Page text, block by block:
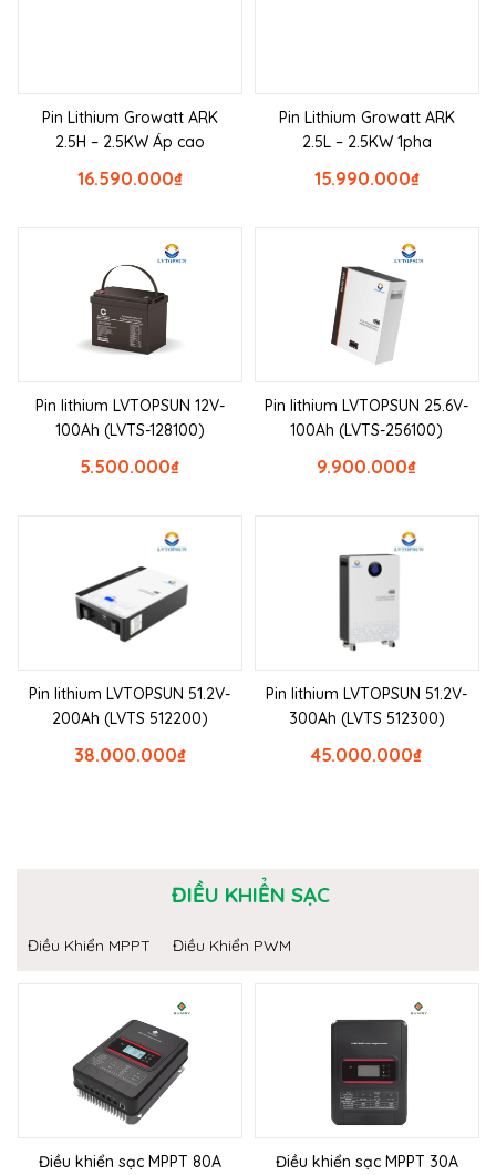
Pin Lithium Growatt ARK
2.5H – 2.5KW Áp cao
₫
16.590.000
Pin Lithium Growatt ARK
2.5L – 2.5KW 1pha
₫
15.990.000
Pin lithium LVTOPSUN 12V-
100Ah (LVTS-128100)
₫
5.500.000
Pin lithium LVTOPSUN 25.6V-
100Ah (LVTS-256100)
₫
9.900.000
Pin lithium LVTOPSUN 51.2V-
200Ah (LVTS 512200)
₫
38.000.000
Pin lithium LVTOPSUN 51.2V-
300Ah (LVTS 512300)
₫
45.000.000
ĐIỀU KHIỂN SẠC
Điều Khiển MPPT Điều Khiển PWM
Điều khiển sạc MPPT 80A
Điều khiển sạc MPPT 30A